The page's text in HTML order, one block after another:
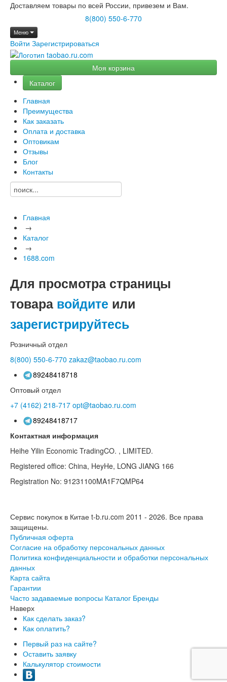
Доставляем товары по всей России, привезем и Вам.
8(800) 550-6-770
Меню
Войти Зарегистрироваться
Моя корзина
Каталог
Главная
Преимущества
Как заказать
Оплата и доставка
Оптовикам
Отзывы
Блог
Контакты
Главная
→
Каталог
→
1688.com
Для просмотра страницы
товара войдите или
зарегистрируйтесь
Розничный отдел
8(800) 550-6-770 zakaz@taobao.ru.com
89248418718
Оптовый отдел
+7 (4162) 218-717 opt@taobao.ru.com
89248418717
Контактная информация
Heihe Yilin Economic TradingCO. , LIMITED.
Registered office: China, HeyHe, LONG JIANG 166
Registration No: 91231100MA1F7QMP64
Сервис покупок в Китае t-b.ru.com 2011 - 2026. Все права
защищены.
Публичная оферта
Согласие на обработку персональных данных
Политика конфиденциальности и обработки персональных
данных
Карта сайта
Гарантии
Часто задаваемые вопросы Каталог Бренды
Наверх
Как сделать заказ?
Как оплатить?
Первый раз на сайте?
Оставить заявку
Калькулятор стоимости